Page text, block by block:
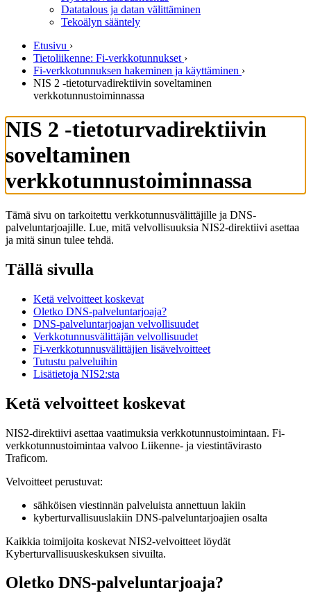
Datatalous ja datan välittäminen
Tekoälyn sääntely
Etusivu ›
Tietoliikenne: Fi-verkkotunnukset ›
Fi-verkkotunnuksen hakeminen ja käyttäminen ›
NIS 2 -tietoturvadirektiivin soveltaminen
verkkotunnustoiminnassa
NIS 2 -tietoturvadirektiivin
soveltaminen
verkkotunnustoiminnassa
Tämä sivu on tarkoitettu verkkotunnusvälittäjille ja DNS-
palveluntarjoajille. Lue, mitä velvollisuuksia NIS2-direktiivi asettaa
ja mitä sinun tulee tehdä.
Tällä sivulla
Ketä velvoitteet koskevat
Oletko DNS-palveluntarjoaja?
DNS-palveluntarjoajan velvollisuudet
Verkkotunnusvälittäjän velvollisuudet
Fi-verkkotunnusvälittäjien lisävelvoitteet
Tutustu palveluihin
Lisätietoja NIS2:sta
Ketä velvoitteet koskevat
NIS2-direktiivi asettaa vaatimuksia verkkotunnustoimintaan. Fi-
verkkotunnustoimintaa valvoo Liikenne- ja viestintävirasto
Traficom.
Velvoitteet perustuvat:
sähköisen viestinnän palveluista annettuun lakiin
kyberturvallisuuslakiin DNS-palveluntarjoajien osalta
Kaikkia toimijoita koskevat NIS2-velvoitteet löydät
Kyberturvallisuuskeskuksen sivuilta.
Oletko DNS-palveluntarjoaja?